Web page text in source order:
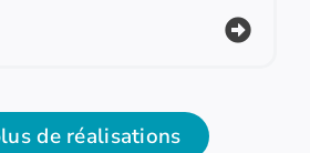
de réalisations